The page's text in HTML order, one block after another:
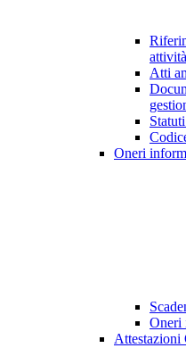
attività
Atti
Oneri
Oneri
Attestazioni